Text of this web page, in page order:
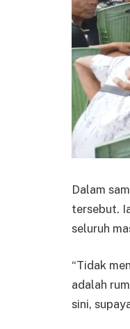
Dalam
tersebut.
seluruh
“Tidak
adalah
sini,